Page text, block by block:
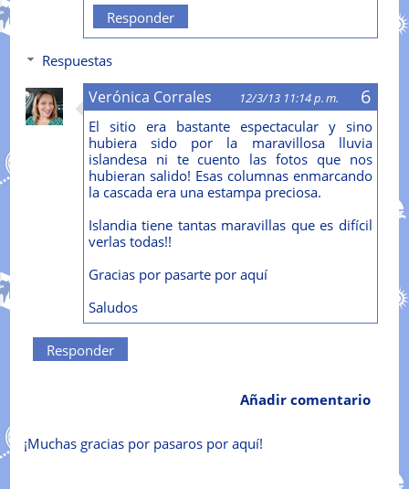
Responder
Respuestas
Verónica Corrales 12/3/13 11:14 p. m.
El sitio era bastante espectacular y sino
hubiera sido por la maravillosa lluvia
islandesa ni te cuento las fotos que nos
hubieran salido! Esas columnas enmarcando
la cascada era una estampa preciosa.
Islandia tiene tantas maravillas que es difícil
verlas todas!!
Gracias por pasarte por aquí
Saludos
Responder
Añadir comentario
¡Muchas gracias por pasaros por aquí!